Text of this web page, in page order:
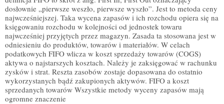
dosłownie „pierwsze weszło, pierwsze wyszło”. Jest to metoda ceny
najwcześniejszej. Taka wycena zapasów i ich rozchodu opiera się na
księgowaniu rozchodu w kolejności od jednostek towaru
najwcześniej przyjętych przez magazyn. Zasada ta stosowana jest w
odniesieniu do produktów, towarów i materiałów. W celach
podatkowych FIFO wlicza w koszt sprzedaży towarów (COGS)
aktywa o najstarszych kosztach. Należy je zaksięgować w rachunku
zysków i strat. Reszta zasobów zostaje dopasowana do ostatnio
wykorzystanych bądź zakupionych aktywów. FIFO a koszt
sprzedanych towarów Wszystkie metody wyceny zapasów mają
ogromne znaczenie